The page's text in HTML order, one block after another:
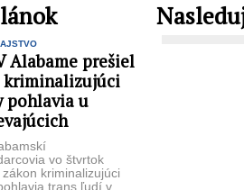
Alabame prešiel
kriminalizujúci
pohlavia u
vo štvrtok
kriminalizujúci
trans ľudí v